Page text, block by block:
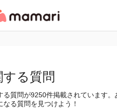
情報サイト
する質問
質問が9250件掲載されています。
る質問を見つけよう！